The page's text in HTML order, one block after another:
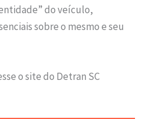
do veículo,
sobre o mesmo e seu
o site do Detran SC